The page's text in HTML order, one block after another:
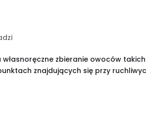
zbieranie owoców
znajdujących się przy